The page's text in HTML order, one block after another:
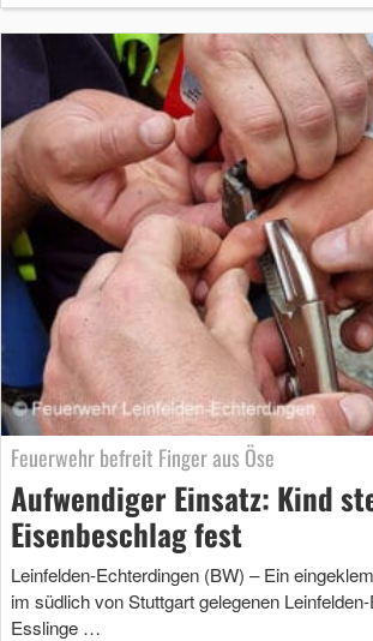
Feuerwehr befreit Finger aus Öse
Aufwendiger Einsatz: Kind
Eisenbeschlag fest
Leinfelden-Echterdingen (BW) – Ein
im südlich von Stuttgart gelegenen
Esslinge …